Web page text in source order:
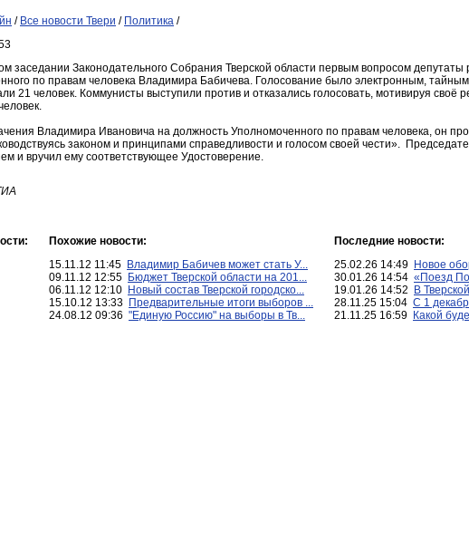
/ Все новости Твери / Политика /
заседании Законодательного Собрания Тверской области первым вопросом
по правам человека Владимира Бабичева. Голосование было электронным,
21 человек. Коммунисты выступили против и отказались голосовать, мотивируя
Владимира Ивановича на должность Уполномоченного по правам человека, он
законом и принципами справедливости и голосом своей чести».
и вручил ему соответствующее Удостоверение.
Похожие новости:
15.11.12 11:45 Владимир Бабичев может стать У...
09.11.12 12:55 Бюджет Тверской области на 201...
06.11.12 12:10 Новый состав Тверской городско...
15.10.12 13:33 Предварительные итоги выборов ...
24.08.12 09:36 "Единую Россию" на выборы в Тв...
Последние новости:
25.02.26 14:49 Новое
30.01.26 14:54 «Поезд
19.01.26 14:52
В
28.11.25 15:04 С 1
21.11.25 16:59 Какой